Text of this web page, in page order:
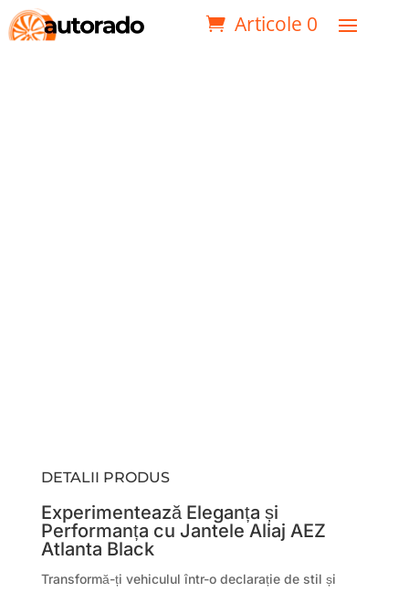
Articole 0
DETALII PRODUS
Experimentează Eleganța și
Performanța cu Jantele Aliaj AEZ
Atlanta Black
Transformă-ți vehiculul într-o declarație de stil și